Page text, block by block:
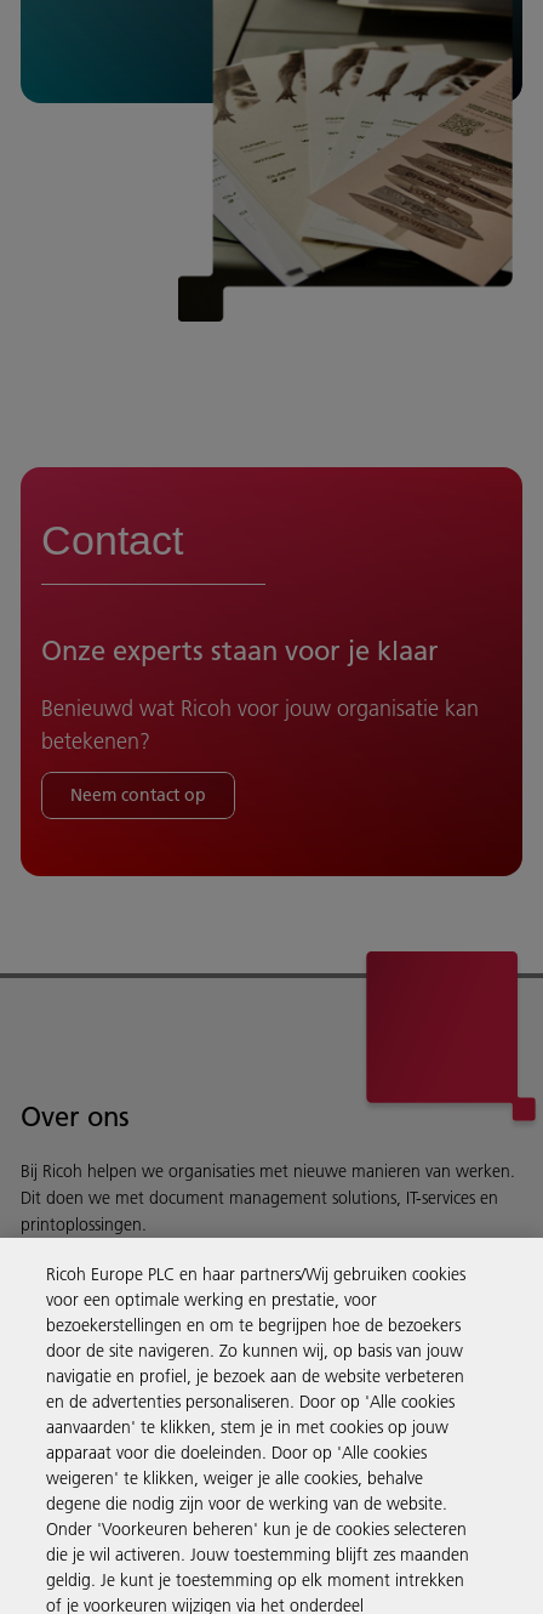
Contact
Onze experts staan voor je klaar
Benieuwd wat Ricoh voor jouw organisatie kan
betekenen?
Neem contact op
Over ons
Bij Ricoh helpen we organisaties met nieuwe manieren van werken.
Dit doen we met document management solutions, IT-services en
printoplossingen.
Business Solutions
Producten en services
Support en contact
Ricoh Europe PLC en haar partners/Wij gebruiken cookies
voor een optimale werking en prestatie, voor
bezoekerstellingen en om te begrijpen hoe de bezoekers
door de site navigeren. Zo kunnen wij, op basis van jouw
navigatie en profiel, je bezoek aan de website verbeteren
en de advertenties personaliseren. Door op 'Alle cookies
aanvaarden' te klikken, stem je in met cookies op jouw
apparaat voor die doeleinden. Door op 'Alle cookies
weigeren' te klikken, weiger je alle cookies, behalve
degene die nodig zijn voor de werking van de website.
Onder 'Voorkeuren beheren' kun je de cookies selecteren
die je wil activeren. Jouw toestemming blijft zes maanden
geldig. Je kunt je toestemming op elk moment intrekken
of je voorkeuren wijzigen via het onderdeel